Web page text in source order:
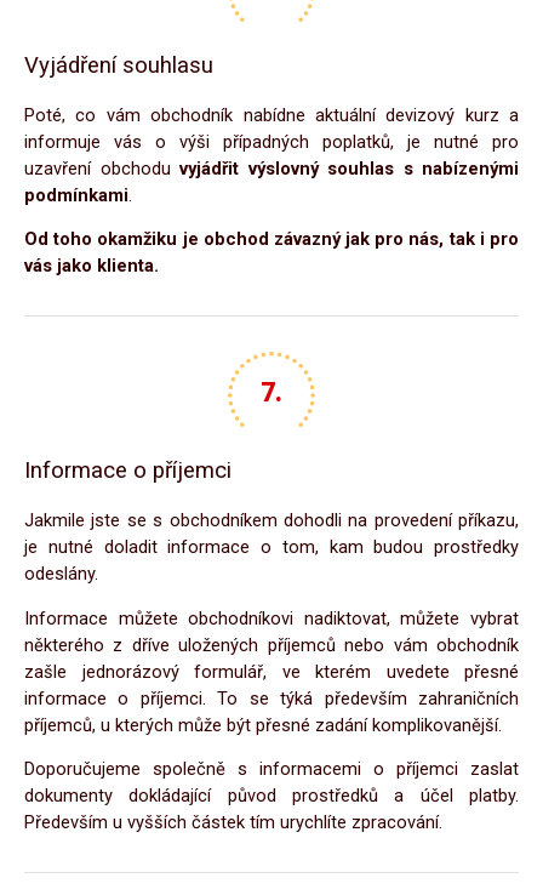
Vyjádření souhlasu
Poté, co vám obchodník nabídne aktuální devizový kurz a
informuje vás o výši případných poplatků, je nutné pro
uzavření obchoduvyjádřit výslovný souhlas s nabízenými
podmínkami.
Od toho okamžiku je obchod závazný jak pro nás, tak i pro
vás jako klienta.
Informace o příjemci
Jakmile jste se s obchodníkem dohodli na provedení příkazu,
je nutné doladit informace o tom, kam budou prostředky
odeslány.
Informace můžete obchodníkovi nadiktovat, můžete vybrat
některého z dříve uložených příjemců nebo vám obchodník
zašle jednorázový formulář, ve kterém uvedete přesné
informace o příjemci. To se týká především zahraničních
příjemců, u kterých může být přesné zadání komplikovanější.
Doporučujeme společně s informacemi o příjemci zaslat
dokumenty dokládající původ prostředků a účel platby.
Především u vyšších částek tím urychlíte zpracování.